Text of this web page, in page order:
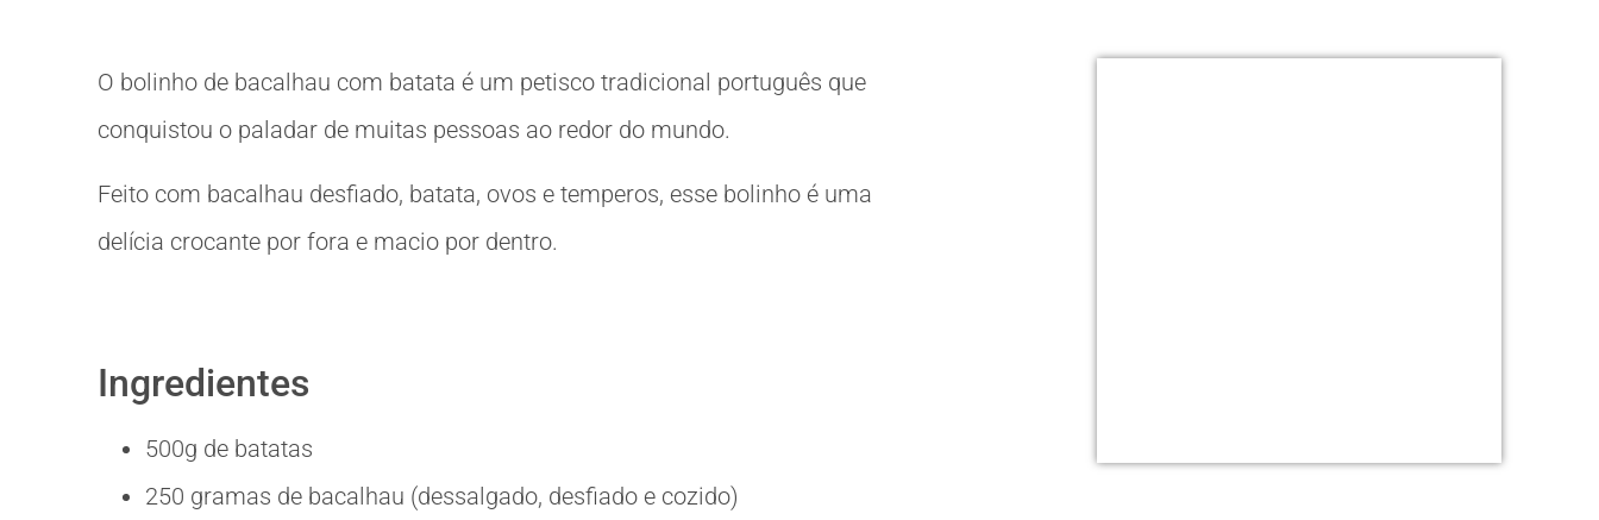
O bolinho de bacalhau com batata é um petisco tradicional português que
conquistou o paladar de muitas pessoas ao redor do mundo.
Feito com bacalhau desfiado, batata, ovos e temperos, esse bolinho é uma
delícia crocante por fora e macio por dentro.
Ingredientes
500g de batatas
250 gramas de bacalhau (dessalgado, desfiado e cozido)